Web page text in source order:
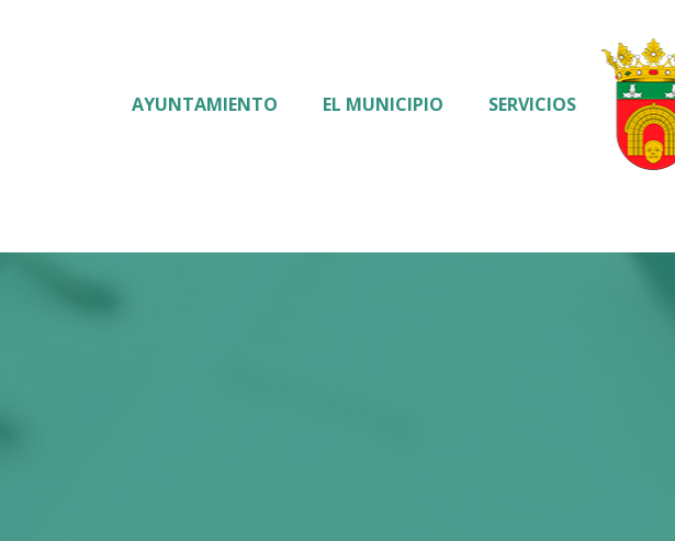
AYUNTAMIENTO EL MUNICIPIO SERVICIOS